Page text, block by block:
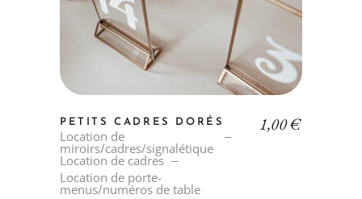
PETITS CADRES DORÉS
Location de
miroirs/cadres/signalétique
Location de cadres
Location de porte-
menus/numéros de table
1,00€